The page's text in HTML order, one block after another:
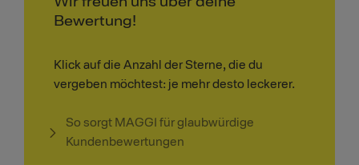
Bewertung!
Klick auf die Anzahl der Sterne, die du
vergeben möchtest: je mehr desto leckerer.
So sorgt MAGGI für glaubwürdige
Kundenbewertungen